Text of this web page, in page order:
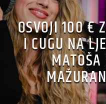
OSVOJI 100 €
I CUGU NA